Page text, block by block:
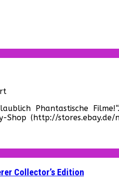
für
Phantastische
Filme
Trailer!
Phantastische
Shop (http://
Collector’s Edition